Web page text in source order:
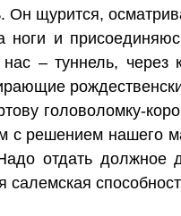
Он щурится,
и
– туннель,
головоломку-
с решением нашего
отдать должное
салемская